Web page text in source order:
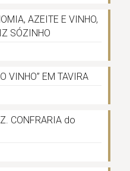
AZEITE E VINHO,
SÓZINHO
VINHO” EM TAVIRA
CONFRARIA do